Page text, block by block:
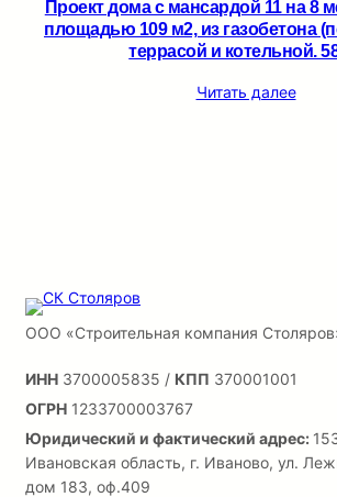
Проект дома с мансардой 11 на 8
площадью 109 м2, из газобетона
террасой и котельной.
Читать далее
ООО «Строительная компания
ИНН 3700005835 / КПП 370001001
ОГРН 1233700003767
Юридический и фактический адрес:
Ивановская область, г. Иваново, ул.
дом 183, оф.409